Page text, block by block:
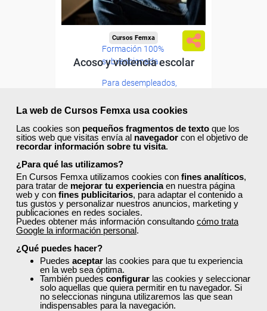
La web de Cursos Femxa usa cookies
Las cookies son pequeños fragmentos de texto que los
sitios web que visitas envía al navegador con el objetivo de
recordar información sobre tu visita.
¿Para qué las utilizamos?
En Cursos Femxa utilizamos cookies con fines analíticos,
para tratar de mejorar tu experienciaen nuestra página
web y con fines publicitarios, para adaptar el contenido a
tus gustos y personalizar nuestros anuncios, marketing y
publicaciones en redes sociales.
Puedes obtener más información consultando cómo trata
Google la información personal.
¿Qué puedes hacer?
Puedes aceptar las cookies para que tu experiencia
en la web sea óptima.
También puedes configurar las cookies y seleccionar
solo aquellas que quiera permitir en tu navegador. Si
no seleccionas ninguna utilizaremos las que sean
indispensables para la navegación.
Formación 100%
subvencionada.
Para desempleados,
Sector
-Educación.
Cursos Femxa
Acoso y violencia escolar
Curso Gratuito
50 horas
Online (toda España)
Ver curso
1 103
ONLINE